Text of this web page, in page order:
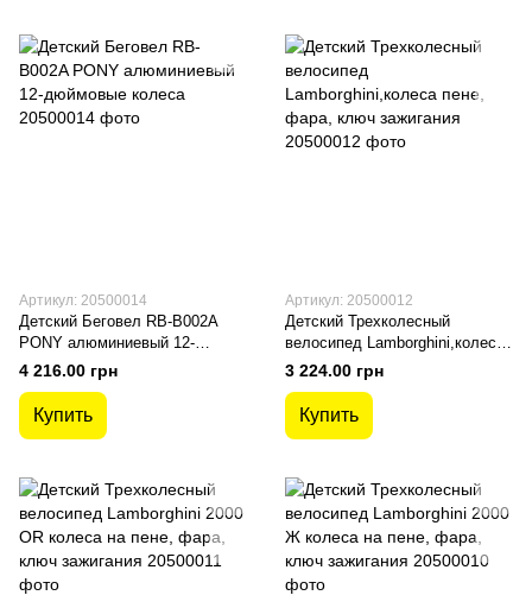
Артикул: 20500014
Детский Беговел RB-B002A
PONY алюминиевый 12-
дюймовые колеса
4 216.00 грн
Купить
Артикул: 20500012
Детский Трехколесный
велосипед Lamborghini,колеса
пене, фара, ключ зажигания
3 224.00 грн
Купить